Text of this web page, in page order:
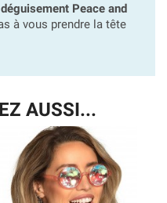
déguisement Peace and
à vous prendre la tête
AUSSI...